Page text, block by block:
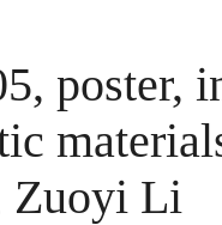
poster,
Zuoyi Li